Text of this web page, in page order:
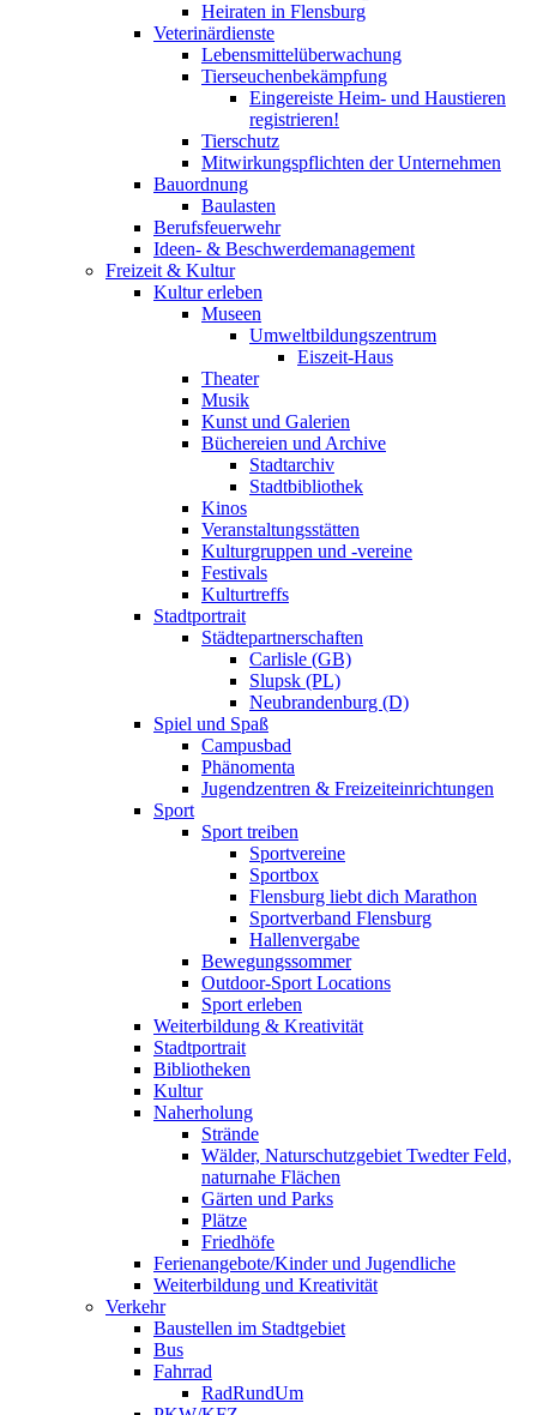
Heiraten in Flensburg
Veterinärdienste
Lebensmittelüberwachung
Tierseuchenbekämpfung
Eingereiste Heim- und Haustieren
registrieren!
Tierschutz
Mitwirkungspflichten der Unternehmen
Bauordnung
Baulasten
Berufsfeuerwehr
Ideen- & Beschwerdemanagement
Freizeit & Kultur
Kultur erleben
Museen
Umweltbildungszentrum
Eiszeit-Haus
Theater
Musik
Kunst und Galerien
Büchereien und Archive
Stadtarchiv
Stadtbibliothek
Kinos
Veranstaltungsstätten
Kulturgruppen und -vereine
Festivals
Kulturtreffs
Stadtportrait
Städtepartnerschaften
Carlisle (GB)
Slupsk (PL)
Neubrandenburg (D)
Spiel und Spaß
Campusbad
Phänomenta
Jugendzentren & Freizeiteinrichtungen
Sport
Sport treiben
Sportvereine
Sportbox
Flensburg liebt dich Marathon
Sportverband Flensburg
Hallenvergabe
Bewegungssommer
Outdoor-Sport Locations
Sport erleben
Weiterbildung & Kreativität
Stadtportrait
Bibliotheken
Kultur
Naherholung
Strände
Wälder, Naturschutzgebiet Twedter Feld,
naturnahe Flächen
Gärten und Parks
Plätze
Friedhöfe
Ferienangebote/Kinder und Jugendliche
Weiterbildung und Kreativität
Verkehr
Baustellen im Stadtgebiet
Bus
Fahrrad
RadRundUm